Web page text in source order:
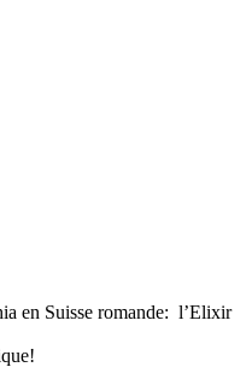
en Suisse romande: l’Elixir